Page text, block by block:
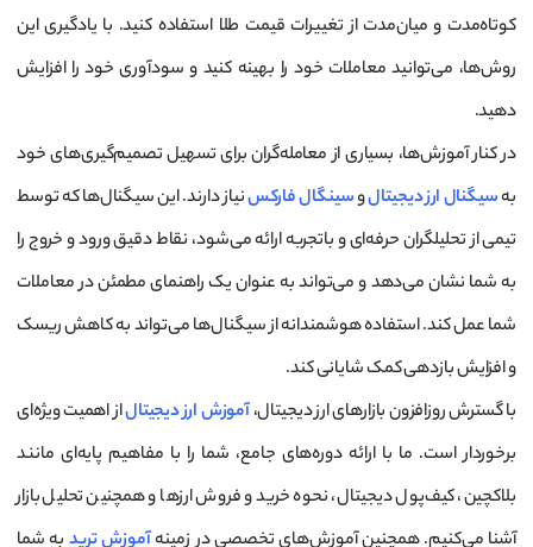
کوتاه‌مدت و میان‌مدت از تغییرات قیمت طلا استفاده کنید. با یادگیری این
روش‌ها، می‌توانید معاملات خود را بهینه کنید و سودآوری خود را افزایش
دهید.
در کنار آموزش‌ها، بسیاری از معامله‌گران برای تسهیل تصمیم‌گیری‌های خود
بهسیگنال ارز دیجیتالوسینگال فارکسنیاز دارند. این سیگنال‌ها که توسط
تیمی از تحلیلگران حرفه‌ای و باتجربه ارائه می‌شود، نقاط دقیق ورود و خروج را
به شما نشان می‌دهد و می‌تواند به عنوان یک راهنمای مطمئن در معاملات
شما عمل کند. استفاده هوشمندانه از سیگنال‌ها می‌تواند به کاهش ریسک
و افزایش بازدهی کمک شایانی کند.
با گسترش روزافزون بازارهای ارز دیجیتال،آموزش ارز دیجیتالاز اهمیت ویژه‌ای
برخوردار است. ما با ارائه دوره‌های جامع، شما را با مفاهیم پایه‌ای مانند
بلاکچین، کیف‌پول دیجیتال، نحوه خرید و فروش ارزها و همچنین تحلیل بازار
آشنا می‌کنیم. همچنین آموزش‌های تخصصی در زمینهآموزش ترید به شما